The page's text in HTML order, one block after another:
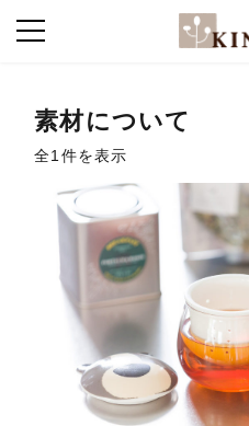
素材について
全1件を表示